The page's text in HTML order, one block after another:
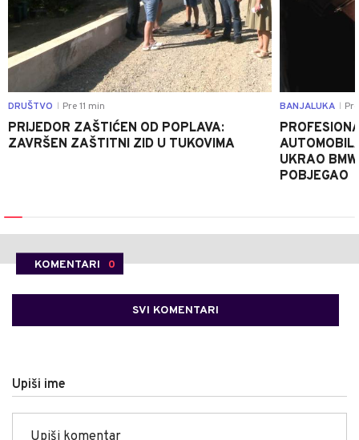
DRUŠTVO Pre 11 min
PRIJEDOR ZAŠTIĆEN OD POPLAVA:
ZAVRŠEN ZAŠTITNI ZID U TUKOVIMA
BANJALUKA
UKRAO
POBJEGAO
KOMENTARI 0
SVI KOMENTARI
Upiši ime